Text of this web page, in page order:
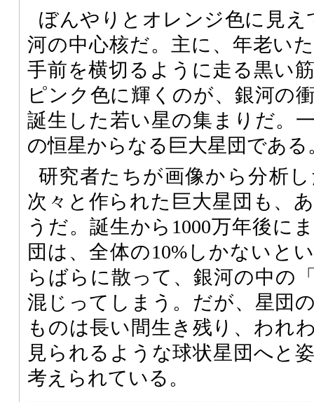
ぼんやりとオレンジ色に見え
河の中心核だ。主に、年老い
手前を横切るように走る黒い
ピンク色に輝くのが、銀河の
誕生した若い星の集まりだ。
の恒星からなる巨大星団である
研究者たちが画像から分析
次々と作られた巨大星団も、
うだ。誕生から1000万年後に
団は、全体の10%しかないと
らばらに散って、銀河の中の
混じってしまう。だが、星団
ものは長い間生き残り、われ
見られるような球状星団へと
考えられている。